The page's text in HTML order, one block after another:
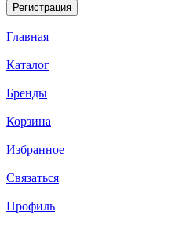
Главная
Каталог
Бренды
Корзина
Избранное
Связаться
Профиль